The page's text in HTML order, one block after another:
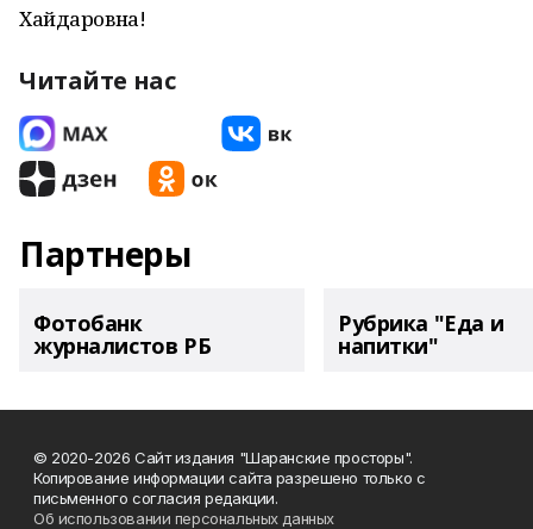
Хайдаровна!
Читайте нас
Партнеры
Фотобанк
журналистов РБ
Рубрика "Еда и
напитки"
© 2020-2026 Сайт издания "Шаранские просторы".
Копирование информации сайта разрешено только с
письменного согласия редакции.
Об использовании персональных данных